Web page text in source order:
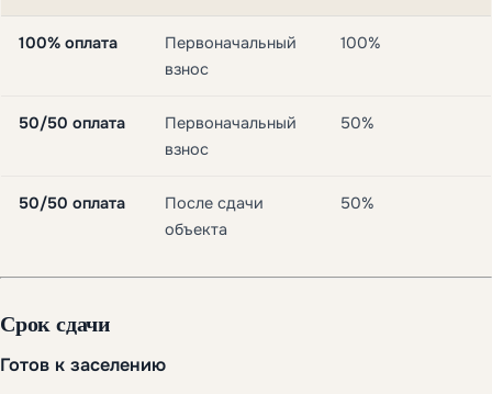
100% оплата
Первоначальный
взнос
100%
50/50 оплата
Первоначальный
взнос
50%
50/50 оплата
После сдачи
объекта
50%
Срок сдачи
Готов к заселению